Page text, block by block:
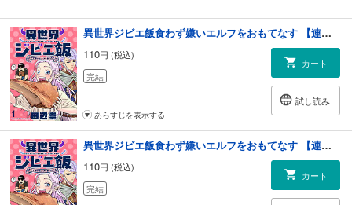
異世界ジビエ飯食わず嫌いエルフをおもてなす 【連載版】１
110円 (税込)
完結
カート
試し読み
あらすじを表示する
異世界ジビエ飯食わず嫌いエルフをおもてなす 【連載版】２
110円 (税込)
完結
カート